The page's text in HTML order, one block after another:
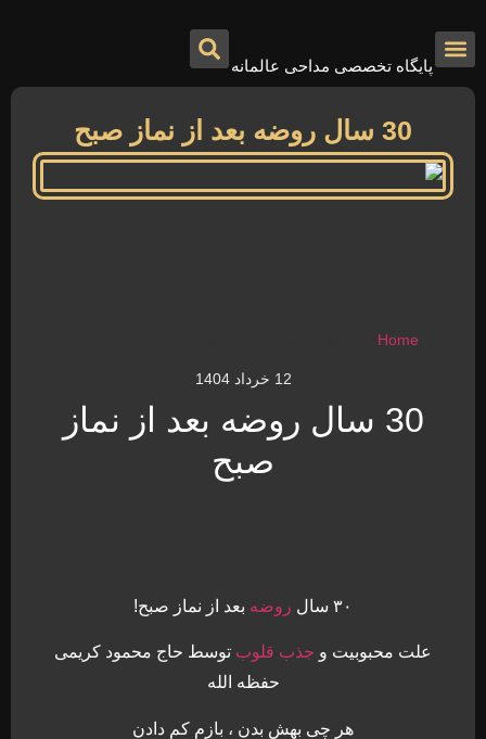
پایگاه تخصصی مداحی عالمانه
30 سال روضه بعد از نماز صبح
Home
12 خرداد 1404
30 سال روضه بعد از نماز
صبح
۳۰ سال روضه بعد از نماز صبح!
علت محبوبیت و جذب قلوب توسط حاج محمود کریمی
حفظه الله
هر چی بهش بدن ، بازم کم دادن